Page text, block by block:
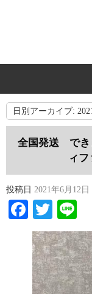
日別アーカイブ:
全国発送 で
ィ
投稿日 2021年6月12日
Facebook